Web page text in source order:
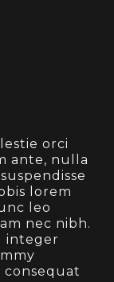
orci
ante, nulla
lorem
leo
nec nibh.
integer